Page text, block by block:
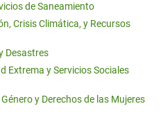
de Saneamiento
Crisis Climática, y Recursos
Desastres
Extrema y Servicios Sociales
y Derechos de las Mujeres